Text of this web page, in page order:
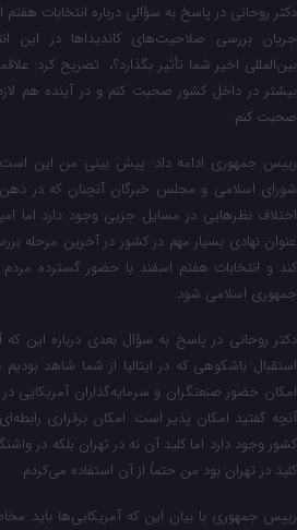
دکتر روحانی در پاسخ به سؤالی درباره انتخابات
جریان بررسی صلاحیت‌های کاندیداها در این
بین‌المللی اخیر شما تأثیر بگذارد؟، تصریح کرد:
بیشتر در داخل کشور صحبت کنم و در آینده هم
صحبت کنم.
رییس‌ جمهوری ادامه داد: پیش بینی من این
شورای اسلامی و مجلس خبرگان آنچنان که در
اختلاف نظرهایی در مسایل جزیی وجود دارد اما
عنوان نهادی بسیار مهم در کشور در آخرین مرحله
کند و انتخابات هفتم اسفند با حضور گسترده
جمهوری اسلامی شود.
دکتر روحانی در پاسخ به سؤال بعدی درباره این که
استقبال باشکوهی که در ایتالیا از شما شاهد
امکان حضور صنعتگران و سرمایه‌گذاران آمریکایی
آنچه گفتید امکان پذیر است. امکان برقراری
کشور وجود دارد اما کلید آن نه در تهران بلکه در
کلید در تهران بود من حتماً از آن استفاده می‌کردم.
رییس‌ جمهوری با بیان این که آمریکایی‌ها باید